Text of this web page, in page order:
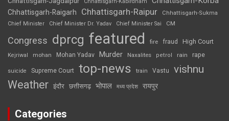
Chhattisgarh-Raigarh Chhattisgarh-Raipur
Chhattisgarh-Sukma
Chief Minister
Chief Minister Dr. Yadav Chief Minister Sai CM
Congress dprcg featured fire fraud High Court
Kejriwal mohan Mohan Yadav Murder Naxalites petrol rain rape
suicide Supreme Court top-news train Vastu vishnu
Weather इंदौर छत्तीसगढ़ भोपाल मध्य प्रदेश रायपुर
Categories